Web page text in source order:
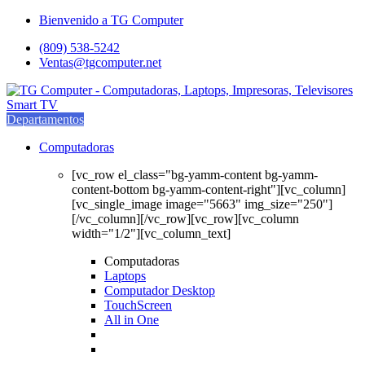
Saltar
navegación
saltar
contenido
Bienvenido a TG Computer
(809) 538-5242
Ventas@tgcomputer.net
Departamentos
Computadoras
[vc_row el_class="bg-yamm-content bg-yamm-
content-bottom bg-yamm-content-right"][vc_column]
[vc_single_image image="5663" img_size="250"]
[/vc_column][/vc_row][vc_row][vc_column
width="1/2"][vc_column_text]
Computadoras
Laptops
Computador Desktop
TouchScreen
All in One